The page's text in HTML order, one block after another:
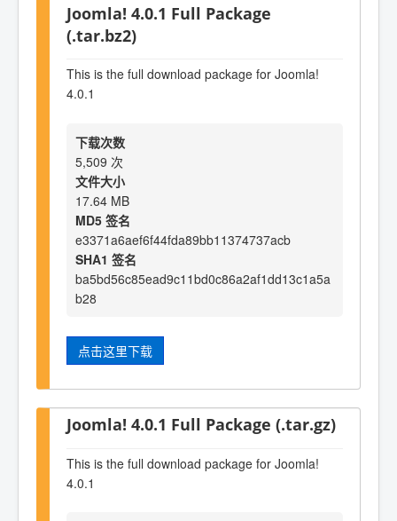
Joomla! 4.0.1 Full Package
(.tar.bz2)
This is the full download package for Joomla!
4.0.1
下载次数
5,509 次
文件大小
17.64 MB
MD5 签名
e3371a6aef6f44fda89bb11374737acb
SHA1 签名
ba5bd56c85ead9c11bd0c86a2af1dd13c1a5a
b28
点击这里下载
Joomla! 4.0.1 Full Package (.tar.gz)
This is the full download package for Joomla!
4.0.1